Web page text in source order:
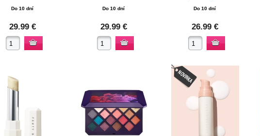
Do 10 dní
29.99 €
Do 10 dní
29.99 €
Do 10 dní
26.99 €